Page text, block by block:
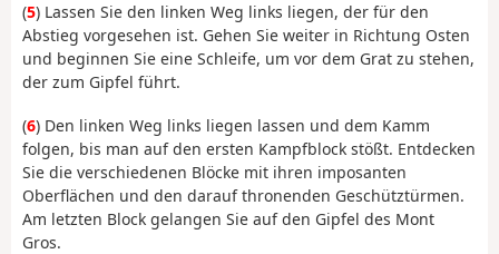
(5) Lassen Sie den linken Weg links liegen, der für den
Abstieg vorgesehen ist. Gehen Sie weiter in Richtung Osten
und beginnen Sie eine Schleife, um vor dem Grat zu stehen,
der zum Gipfel führt.
(6) Den linken Weg links liegen lassen und dem Kamm
folgen, bis man auf den ersten Kampfblock stößt. Entdecken
Sie die verschiedenen Blöcke mit ihren imposanten
Oberflächen und den darauf thronenden Geschütztürmen.
Am letzten Block gelangen Sie auf den Gipfel des Mont
Gros.